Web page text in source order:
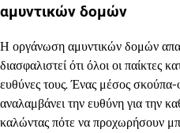
αμυντικών δομών
Η οργάνωση αμυντικών δομών
διασφαλιστεί ότι όλοι οι παίκτες
ευθύνες τους. Ένας μέσος
αναλαμβάνει την ευθύνη για την
καλώντας πότε να προχωρήσουν